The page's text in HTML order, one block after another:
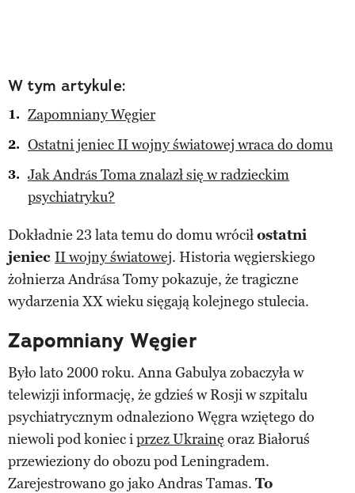
W tym artykule:
Zapomniany Węgier
Ostatni jeniec II wojny światowej wraca do domu
Jak András Toma znalazł się w radzieckim
psychiatryku?
Dokładnie 23 lata temu do domu wróciłostatni
jeniec II wojny światowej. Historia węgierskiego
żołnierza Andrása Tomy pokazuje, że tragiczne
wydarzenia XX wieku sięgają kolejnego stulecia.
Zapomniany Węgier
Było lato 2000 roku. Anna Gabulya zobaczyła w
telewizji informację, że gdzieś w Rosji w szpitalu
psychiatrycznym odnaleziono Węgra wziętego do
niewoli pod koniec iprzez Ukrainę oraz Białoruś
przewieziony do obozu pod Leningradem.
Zarejestrowano go jako Andras Tamas. To